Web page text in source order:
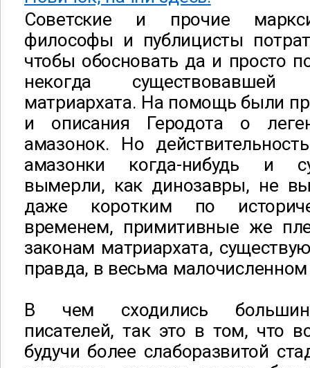
Советские и прочие
философы и публицисты
чтобы обосновать да и просто
некогда
матриархата. На помощь были
и описания Геродота о
амазонок. Но
амазонки когда-нибудь и
вымерли, как динозавры, не
даже коротким по
временем, примитивные же
законам матриархата,
правда, в весьма малочисленном
В чем сходились
писателей, так это в том, что
будучи более слаборазвитой